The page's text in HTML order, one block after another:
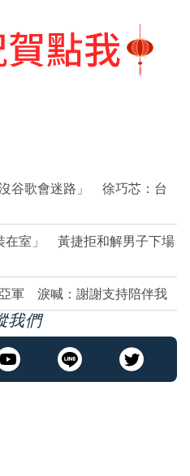
谷歌會迷路」 徐巧芯：台
在室」 黃捷拒和解男子下場
軍 淚喊：謝謝支持陪伴我
我們